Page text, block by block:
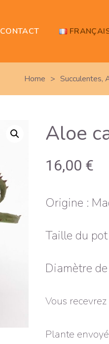
CONTACT
Home > Succulentes,
Aloe
16,00 €
Origine :
Taille du
Diamètre
Vous
Plante